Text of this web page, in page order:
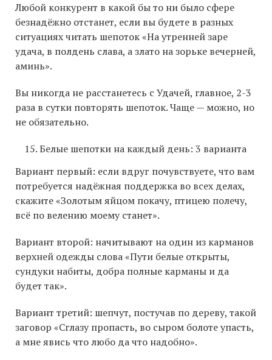
Любой конкурент в какой бы то ни было сфере
безнадёжно отстанет, если вы будете в разных
ситуациях читать шепоток «На утренней заре
удача, в полдень слава, а злато на зорьке вечерней,
аминь».
Вы никогда не расстанетесь с Удачей, главное, 2-3
раза в сутки повторять шепоток. Чаще — можно, но
не обязательно.
Белые шепотки на каждый день: 3 варианта
Вариант первый: если вдруг почувствуете, что вам
потребуется надёжная поддержка во всех делах,
скажите «Золотым яйцом покачу, птицею полечу,
всё по велению моему станет».
Вариант второй: начитывают на один из карманов
верхней одежды слова «Пути белые открыты,
сундуки набиты, добра полные карманы и да
будет так».
Вариант третий: шепчут, постучав по дереву, такой
заговор «Сглазу пропасть, во сыром болоте упасть,
а мне явись что любо да что надобно».